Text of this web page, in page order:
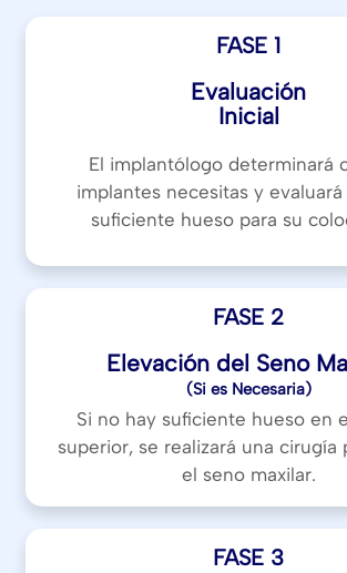
FASE 1
Evaluación
Inicial
El implantólogo determinará
implantes necesitas y
suficiente hueso para su
FASE 2
Elevación del Seno
(Si es Necesaria)
Si no hay suficiente hueso en
superior, se realizará una cirugía
el seno maxilar.
FASE 3